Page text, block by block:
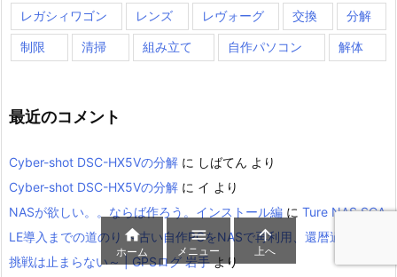
レガシィワゴン レンズ レヴォーグ 交換 分解
制限 清掃 組み立て 自作パソコン 解体
最近のコメント
Cyber-shot DSC-HX5Vの分解 に しばてん より
Cyber-shot DSC-HX5Vの分解 に イ より
NASが欲しい。。ならば作ろう。インストール編 に Ture NAS SCA
LE導入までの道のり ～古い自作PCをNASで再利用、還暦過ぎても
挑戦は止まらない～ | GPSログ 岩手より

ホーム

メニュー

上へ